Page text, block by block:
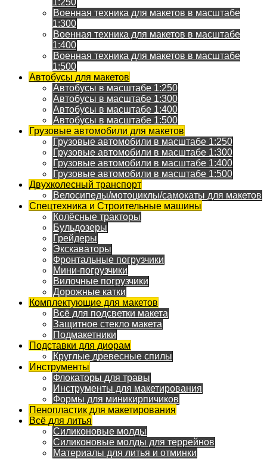
1:250
Военная техника для макетов в масштабе
1:300
Военная техника для макетов в масштабе
1:400
Военная техника для макетов в масштабе
1:500
Автобусы для макетов
Автобусы в масштабе 1:250
Автобусы в масштабе 1:300
Автобусы в масштабе 1:400
Автобусы в масштабе 1:500
Грузовые автомобили для макетов
Грузовые автомобили в масштабе 1:250
Грузовые автомобили в масштабе 1:300
Грузовые автомобили в масштабе 1:400
Грузовые автомобили в масштабе 1:500
Двухколесный транспорт
Велосипеды/мотоциклы/самокаты для макетов
Спецтехника и Строительные машины
Колёсные тракторы
Бульдозеры
Грейдеры
Экскаваторы
Фронтальные погрузчики
Мини-погрузчики
Вилочные погрузчики
Дорожные катки
Комплектующие для макетов
Всё для подсветки макета
Защитное стекло макета
Подмакетники
Подставки для диорам
Круглые древесные спилы
Инструменты
Флокаторы для травы
Инструменты для макетирования
Формы для миникирпичиков
Пенопластик для макетирования
Всё для литья
Силиконовые молды
Силиконовые молды для террейнов
Материалы для литья и отминки